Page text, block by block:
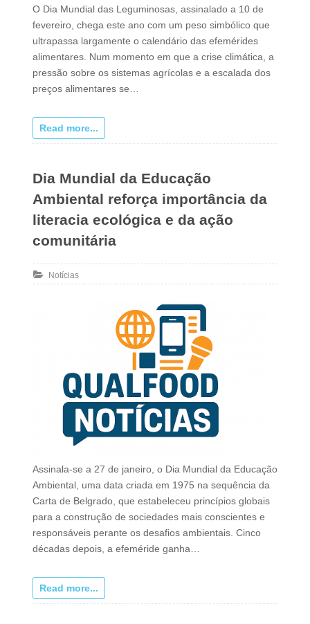
O Dia Mundial das Leguminosas, assinalado a 10 de
fevereiro, chega este ano com um peso simbólico que
ultrapassa largamente o calendário das efemérides
alimentares. Num momento em que a crise climática, a
pressão sobre os sistemas agrícolas e a escalada dos
preços alimentares se…
Read more...
Dia Mundial da Educação
Ambiental reforça importância da
literacia ecológica e da ação
comunitária
Notícias
Assinala‑se a 27 de janeiro, o Dia Mundial da Educação
Ambiental, uma data criada em 1975 na sequência da
Carta de Belgrado, que estabeleceu princípios globais
para a construção de sociedades mais conscientes e
responsáveis perante os desafios ambientais. Cinco
décadas depois, a efeméride ganha…
Read more...